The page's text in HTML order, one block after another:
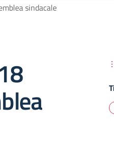
sindacale